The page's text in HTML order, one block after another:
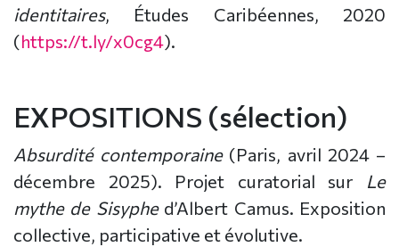
identitaires, Études Caribéennes, 2020
(https://t.ly/x0cg4).
EXPOSITIONS (sélection)
Absurdité contemporaine (Paris, avril 2024 –
décembre 2025). Projet curatorial sur Le
mythe de Sisyphed’Albert Camus. Exposition
collective, participative et évolutive.